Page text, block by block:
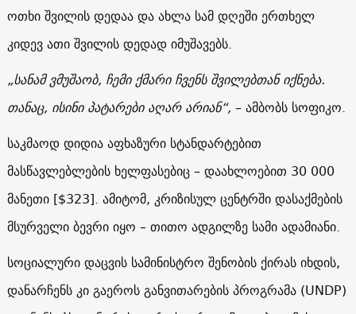
ოთხი შვილის დედაა და ახლა სამ დღეში ერთხელ
კიდევ ათი შვილის დედად იმუშავებს.
„სანამ ვმუშაობ, ჩემი ქმარი ჩვენს შვილებთან იქნება.
თანაც, ისინი პატარები აღარ არიან“, – ამბობს სოფიკო.
საკმაოდ დიდია აფხაზური სტანდარტებით
მასწავლებლების ხელფასებიც – დაახლოებით 30 000
მანეთი [$323]. ამიტომ, კრიზისულ ცენტრში დასაქმების
მსურველი ბევრი იყო – თითო ადგილზე სამი ადამიანი.
სოციალური დაცვის სამინისტრო შენობის ქირას იხდის,
დანარჩენს კი გაეროს განვითარების პროგრამა (UNDP)